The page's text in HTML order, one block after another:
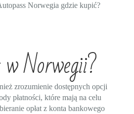
Norwegia gdzie kupić?
Norwegii?
zrozumienie dostępnych opcji
płatności, które mają na celu
opłat z konta bankowego